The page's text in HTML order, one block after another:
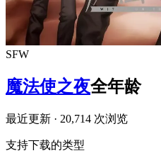
SFW
魔法使之夜全年龄
最近更新 · 20,714 次浏览
支持下载的类型